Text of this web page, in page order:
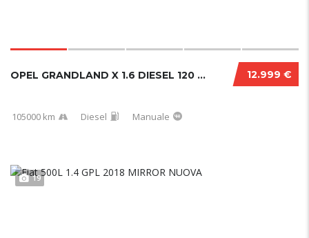
12.999 €
OPEL GRANDLAND X 1.6 DIESEL 120 CV LAUNCH EDITION
105000 km Diesel Manuale
19